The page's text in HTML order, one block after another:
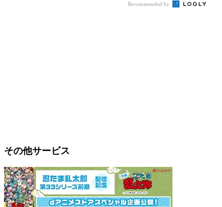
Recommended by
その他サービス